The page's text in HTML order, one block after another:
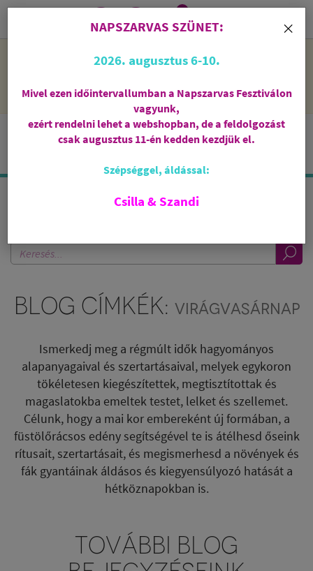
NAPSZARVAS SZÜNET: 2026. augusztus 6-10 - rendelni lehet
feldolgozni őket.
i
0
KERESÉS A BLOGBAN
BLOG CÍMKÉK: VIRÁGVASÁRNAP
Ismerkedj meg a régmúlt idők hagyományos
alapanyagaival és szertartásaival, melyek egykoron
tökéletesen kiegészítettek, megtisztítottak és
magaslatokba emeltek testet, lelket és szellemet.
Célunk, hogy a mai kor embereként új formában, a
füstölőrácsos edény segítségével te is átélhesd őseink
rítusait, szertartásait, és megismerhesd a növények és
fák gyantáinak áldásos és kiegyensúlyozó hatását a
hétköznapokban is.
TOVÁBBI BLOG
×
NAPSZARVAS SZÜNET:
2026. augusztus 6-10.
Mivel ezen időintervallumban a Napszarvas Fesztiválon
vagyunk,
ezért rendelni lehet a webshopban, de a feldolgozást
csak augusztus 11-én kedden kezdjük el.
Szépséggel, áldással:
Csilla & Szandi